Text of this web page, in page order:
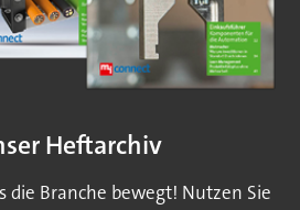
Heftarchiv
die Branche bewegt! Nutzen Sie